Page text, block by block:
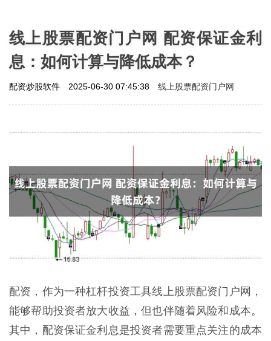
线上股票配资门户网 配资保证金利
息：如何计算与降低成本？
配资炒股软件 2025-06-30 07:45:38 线上股票配资门户网
配资，作为一种杠杆投资工具线上股票配资门户网，
能够帮助投资者放大收益，但也伴随着风险和成本。
其中，配资保证金利息是投资者需要重点关注的成本